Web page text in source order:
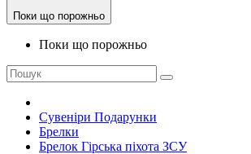
Поки що порожньо
Поки що порожньо
Сувеніри Подарунки
Брелки
Брелок Гірська піхота ЗСУ